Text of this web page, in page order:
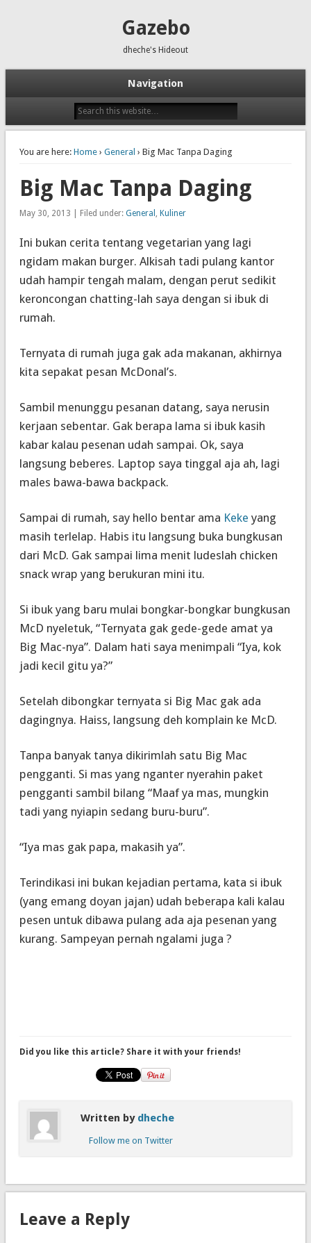
Gazebo
dheche's Hideout
Navigation
You are here: Home› General › Big Mac Tanpa Daging
Big Mac Tanpa Daging
May 30, 2013 | Filed under: General , Kuliner
Ini bukan cerita tentang vegetarian yang lagi
ngidam makan burger. Alkisah tadi pulang kantor
udah hampir tengah malam, dengan perut sedikit
keroncongan chatting-lah saya dengan si ibuk di
rumah.
Ternyata di rumah juga gak ada makanan, akhirnya
kita sepakat pesan McDonal’s.
Sambil menunggu pesanan datang, saya nerusin
kerjaan sebentar. Gak berapa lama si ibuk kasih
kabar kalau pesenan udah sampai. Ok, saya
langsung beberes. Laptop saya tinggal aja ah, lagi
males bawa-bawa backpack.
Sampai di rumah, say hello bentar ama Keke yang
masih terlelap. Habis itu langsung buka bungkusan
dari McD. Gak sampai lima menit ludeslah chicken
snack wrap yang berukuran mini itu.
Si ibuk yang baru mulai bongkar-bongkar bungkusan
McD nyeletuk, “Ternyata gak gede-gede amat ya
Big Mac-nya”. Dalam hati saya menimpali “Iya, kok
jadi kecil gitu ya?”
Setelah dibongkar ternyata si Big Mac gak ada
dagingnya. Haiss, langsung deh komplain ke McD.
Tanpa banyak tanya dikirimlah satu Big Mac
pengganti. Si mas yang nganter nyerahin paket
pengganti sambil bilang “Maaf ya mas, mungkin
tadi yang nyiapin sedang buru-buru”.
“Iya mas gak papa, makasih ya”.
Terindikasi ini bukan kejadian pertama, kata si ibuk
(yang emang doyan jajan) udah beberapa kali kalau
pesen untuk dibawa pulang ada aja pesenan yang
kurang. Sampeyan pernah ngalami juga ?
Did you like this article? Share it with your friends!
Written by dheche
Follow me on Twitter
Leave a Reply